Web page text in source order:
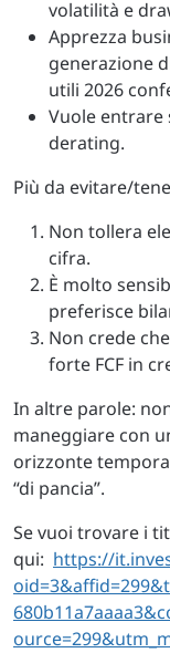
volatilità e
Apprezza
generazione
utili 2026
Vuole
derating.
Più da evitare/
Non tollera
cifra.
È molto
preferisce
Non crede
forte FCF in
In altre parole:
maneggiare con
orizzonte
“di pancia”.
Se vuoi trovare i
qui: https://